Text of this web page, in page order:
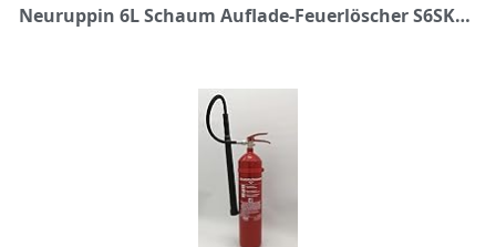
Neuruppin 6L Schaum Auflade-Feuerlöscher S6SKP eco premium 10 LE inkl. ANDRIS® ISO-Symbolschild, ANDRIS® Prüfnachweis & Wandhalterung